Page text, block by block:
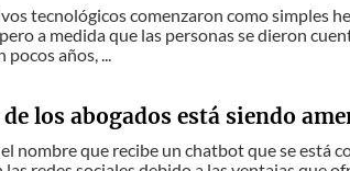
tecnológicos comenzaron como simples
a medida que las personas se dieron
pocos años, ...
los abogados está siendo
nombre que recibe un chatbot que se está